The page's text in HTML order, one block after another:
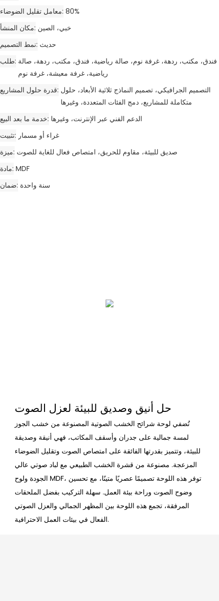
معامل تقليل الضوضاء 80%
مكان المنشأ خبي، الصين
نمط التصميم حديث
طلب فندق، مكتب، ردهة، غرفة نوم، صالة رياضية، فندق، مكتب، ردهة، صالة
رياضية، غرفة معيشة، غرفة نوم
قدرة حلول المشاريع التصميم الجرافيكي، تصميم النماذج ثلاثية الأبعاد، حلول
متكاملة للمشاريع، دمج الفئات المتعددة، وغيرها
خدمة ما بعد البيع الدعم الفني عبر الإنترنت، وغيرها
تثبيت غراء أو مسمار
ميزة صديق للبيئة، مقاوم للحريق، امتصاص فعال للغاية للصوت
مادة MDF
ضمان سنة واحدة
حل أنيق وصديق للبيئة لعزل الصوت
تُضفي لوحة شرائح الخشب الصوتية المصنوعة من خشب الجوز
لمسة جمالية على جدران وأسقف المكاتب، فهي أنيقة وصديقة
للبيئة، وتتميز بقدرتها الفائقة على امتصاص الصوت وتقليل الضوضاء
المزعجة. مصنوعة من قشرة الخشب الطبيعي مع لباد صوتي عالي
الجودة ولوح MDF، توفر هذه اللوحة تصميمًا عصريًا متينًا، مع تحسين
وضوح الصوت وراحة بيئة العمل. سهلة التركيب بفضل الملحقات
المرفقة، تجمع هذه اللوحة بين المظهر الجمالي والعزل الصوتي
الفعال في بيئات العمل الاحترافية.